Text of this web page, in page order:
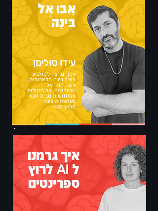
אַבּוּ אֶל
בִּינַה
עידו סולימן
אמן, מרצה לקולנוע
ויוצר בינה מלאכותית,
אשר חוזר אל
השורשים, אל הקולות
והתחושות מבית אבא
באמצעות בינה
מלאכותית.
איך גרמנו
ל AI לרוץ
ספרינטים